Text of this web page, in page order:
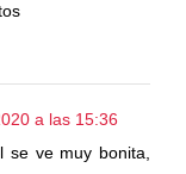
a las 15:36
se ve muy bonita,